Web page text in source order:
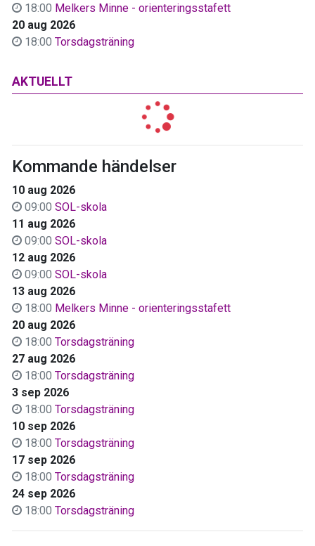
18:00 Melkers Minne - orienteringsstafett
20 aug 2026
18:00 Torsdagsträning
AKTUELLT
Kommande händelser
10 aug 2026
09:00 SOL-skola
11 aug 2026
09:00 SOL-skola
12 aug 2026
09:00 SOL-skola
13 aug 2026
18:00 Melkers Minne - orienteringsstafett
20 aug 2026
18:00 Torsdagsträning
27 aug 2026
18:00 Torsdagsträning
3 sep 2026
18:00 Torsdagsträning
10 sep 2026
18:00 Torsdagsträning
17 sep 2026
18:00 Torsdagsträning
24 sep 2026
18:00 Torsdagsträning